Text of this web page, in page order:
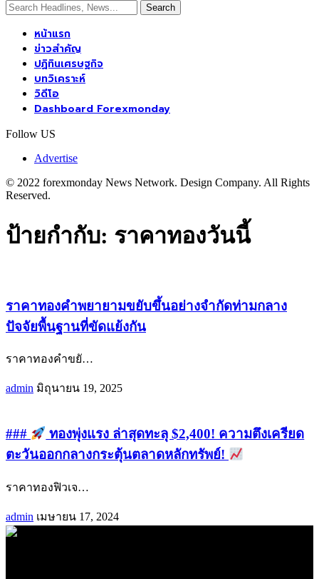
หน้าแรก
ข่าวสำคัญ
ปฏิทินเศรษฐกิจ
บทวิเคราะห์
วิดีโอ
Dashboard Forexmonday
Follow US
Advertise
© 2022 forexmonday News Network. Design Company. All Rights
Reserved.
ป้ายกำกับ: ราคาทองวันนี้
ราคาทองคำพยายามขยับขึ้นอย่างจำกัดท่ามกลาง
ปัจจัยพื้นฐานที่ขัดแย้งกัน
ราคาทองคำขยั…
admin มิถุนายน 19, 2025
###
ทองพุ่งแรง ล่าสุดทะลุ $2,400! ความตึงเครียด
ตะวันออกกลางกระตุ้นตลาดหลักทรัพย์!
ราคาทองฟิวเจ…
admin เมษายน 17, 2024